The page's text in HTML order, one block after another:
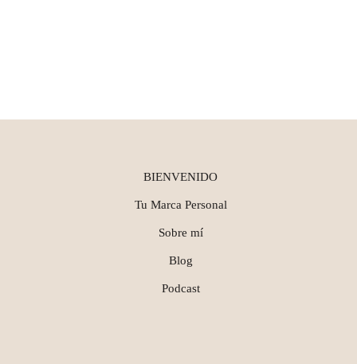
BIENVENIDO
Tu Marca Personal
Sobre mí
Blog
Podcast